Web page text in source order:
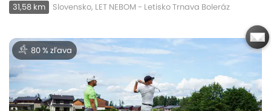
31,58 km Slovensko, LET NEBOM - Letisko Trnava Boleráz
80 % zľava